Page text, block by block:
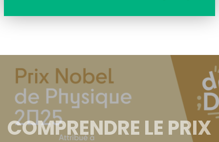
COMPRENDRE LE PRIX